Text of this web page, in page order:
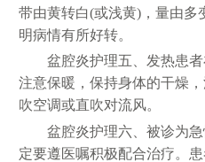
带由黄转白(或浅黄)，量由多
明病情有所好转。
盆腔炎护理五、发热患
注意保暖，保持身体的干燥
吹空调或直吹对流风。
盆腔炎护理六、被诊为
定要遵医嘱积极配合治疗。